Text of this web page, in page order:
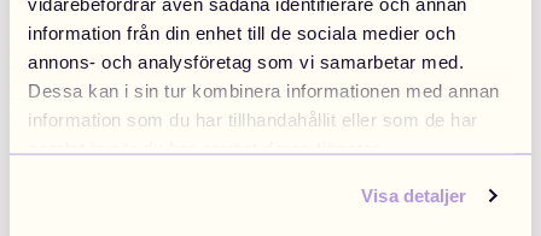
information från din enhet till de sociala medier och
annons- och analysföretag som vi samarbetar med.
Dessa kan i sin tur kombinera informationen med annan
information som du har tillhandahållit eller som de har
samlat in när du har använt deras tjänster.
Visa detaljer
Application error: a client-side exception has occurred (see the
browser console for more information).